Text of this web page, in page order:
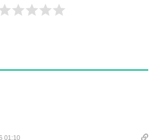
01:10